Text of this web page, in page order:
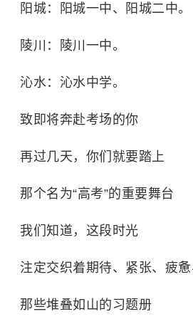
阳城： 阳城一中、阳城二中。
陵川： 陵川一中。
沁水： 沁水中学。
致即将奔赴考场的你
再过几天，你们就要踏上
那个名为“高考”的重要舞台
我们知道，这段时光
注定交织着期待、紧张、疲
那些堆叠如山的习题册